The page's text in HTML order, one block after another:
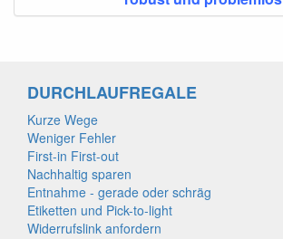
DURCHLAUFREGALE
Kurze Wege
Weniger Fehler
First-in First-out
Nachhaltig sparen
Entnahme - gerade oder schräg
Etiketten und Pick-to-light
Widerrufslink anfordern